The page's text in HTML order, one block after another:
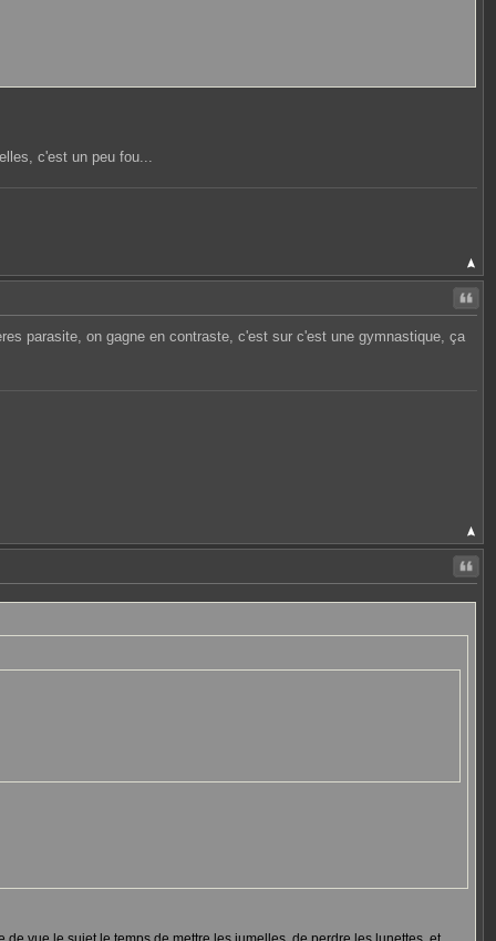
c'est un peu fou...
Citer
parasite, on gagne en contraste, c'est sur c'est une gymnastique, ça
Citer